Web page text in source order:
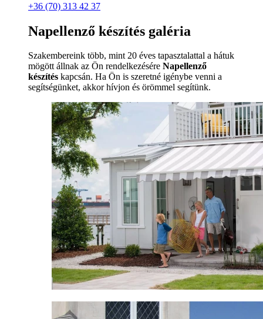
+36 (70) 313 42 37
Napellenző készítés galéria
Szakembereink több, mint 20 éves tapasztalattal a hátuk
mögött állnak az Ön rendelkezésére Napellenző
készítés kapcsán. Ha Ön is szeretné igénybe venni a
segítségünket, akkor hívjon és örömmel segítünk.